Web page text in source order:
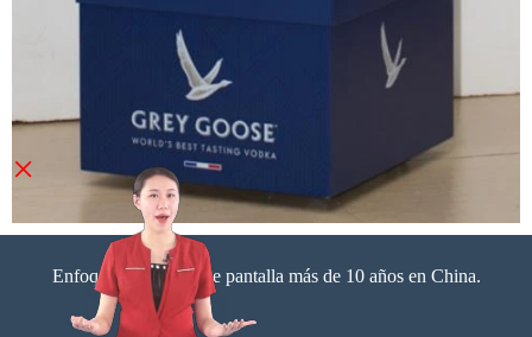
Enfoque en soporte de pantalla más de 10 años en China.
×